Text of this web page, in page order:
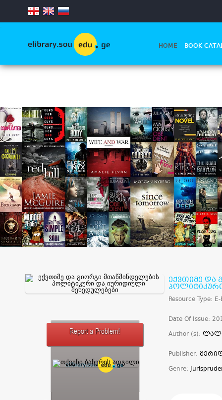
.
HOME BOOK
Report a Problem!
ექვთიმე და
Resource Type:
Date Of Issue:
Author (s):
Publisher:
Genre: